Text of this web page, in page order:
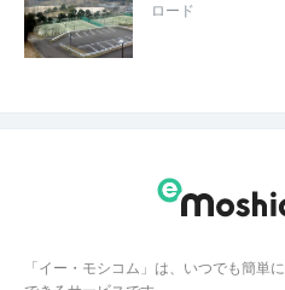
ロード
「イー・モシコム」は、いつでも簡単